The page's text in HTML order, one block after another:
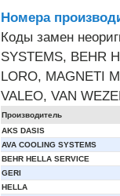
Номера
Коды замен
SYSTEMS, BEHR
LORO, MAGNETI
VALEO, VAN
Производитель
AKS DASIS
AVA COOLING SYSTEMS
BEHR HELLA SERVICE
GERI
HELLA